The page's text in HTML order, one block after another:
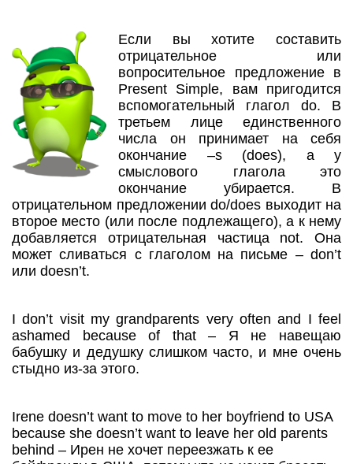
Если вы хотите составить
отрицательное или
вопросительное предложение в
Present Simple, вам пригодится
вспомогательный глагол do. В
третьем лице единственного
числа он принимает на себя
окончание –s (does), а у
смыслового глагола это
окончание убирается. В
отрицательном предложении do/does выходит на
второе место (или после подлежащего), а к нему
добавляется отрицательная частица not. Она
может сливаться с глаголом на письме – don’t
или doesn’t.
I don’t visit my grandparents very often and I feel
ashamed because of that – Я не навещаю
бабушку и дедушку слишком часто, и мне очень
стыдно из-за этого.
Irene doesn’t want to move to her boyfriend to USA
because she doesn’t want to leave her old parents
behind – Ирен не хочет переезжать к ее